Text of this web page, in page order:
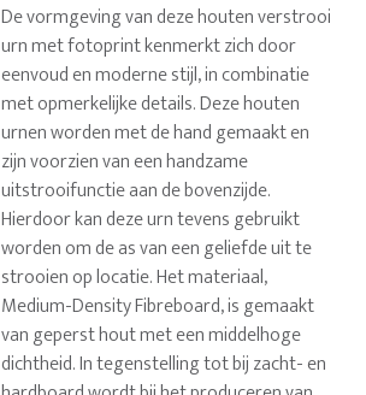
De vormgeving van deze houten verstrooi
urn met fotoprint kenmerkt zich door
eenvoud en moderne stijl, in combinatie
met opmerkelijke details. Deze houten
urnen worden met de hand gemaakt en
zijn voorzien van een handzame
uitstrooifunctie aan de bovenzijde.
Hierdoor kan deze urn tevens gebruikt
worden om de as van een geliefde uit te
strooien op locatie. Het materiaal,
Medium-Density Fibreboard, is gemaakt
van geperst hout met een middelhoge
dichtheid. In tegenstelling tot bij zacht- en